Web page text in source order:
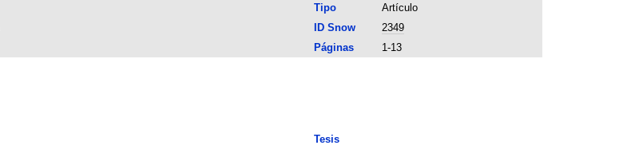
Tipo
Artículo
ID Snow
2349
Páginas
1-13
Tesis